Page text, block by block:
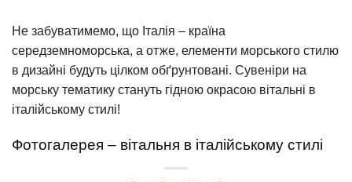
Не забуватимемо, що Італія – країна
середземноморська, а отже, елементи морського стилю
в дизайні будуть цілком обґрунтовані. Сувеніри на
морську тематику стануть гідною окрасою вітальні в
італійському стилі!
Фотогалерея – вітальня в італійському стилі